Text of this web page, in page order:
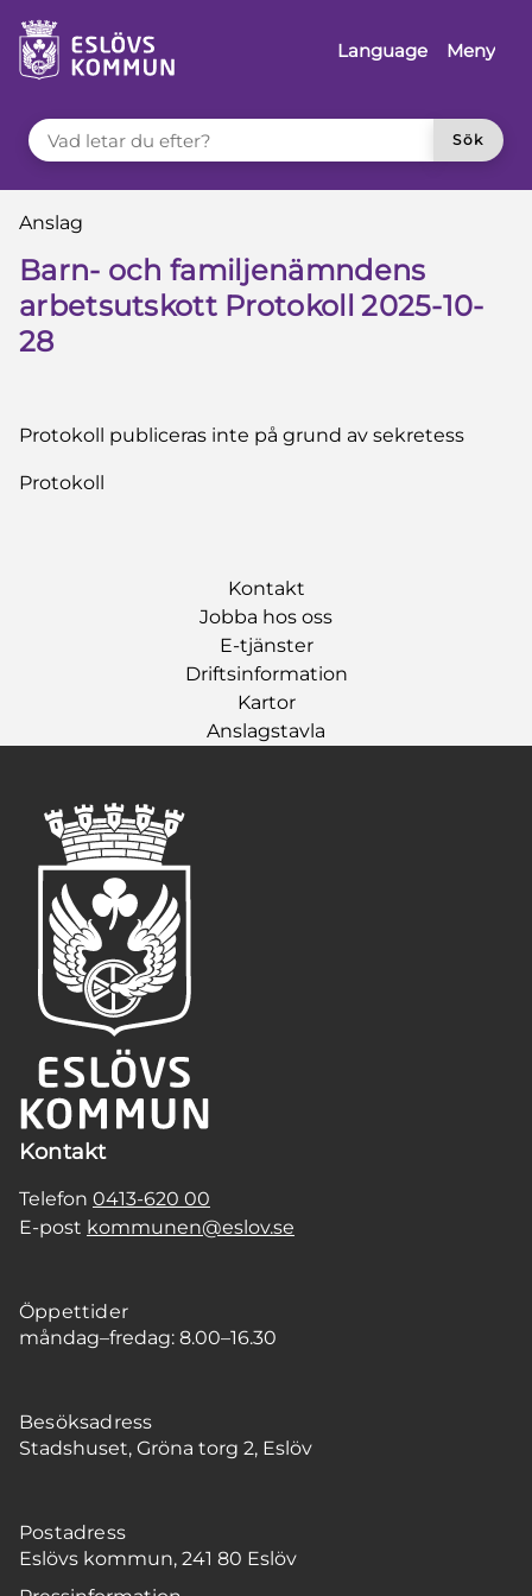
till innehåll
Language
Meny
VAD LETAR DU EFTER?
Sök
Du är här:
Anslag
Barn- och familjenämndens
arbetsutskott Protokoll 2025-10-
28
Protokoll publiceras inte på grund av sekretess
Protokoll
Kontakt
Jobba hos oss
E-tjänster
Driftsinformation
Kartor
Anslagstavla
Kontakt
Telefon 0413-620 00
E-post kommunen@eslov.se
Öppettider
måndag–fredag: 8.00–16.30
Besöksadress
Stadshuset, Gröna torg 2, Eslöv
Postadress
Eslövs kommun, 241 80 Eslöv